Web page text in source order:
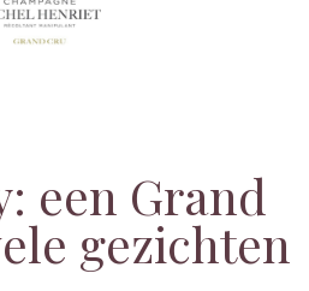
een Grand
gezichten